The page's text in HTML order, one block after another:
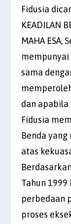
Fidusia
KEADILAN
MAHA ESA,
sama
dan
Fidusia
Benda
atas
Tahun 1999
perbedaan
proses